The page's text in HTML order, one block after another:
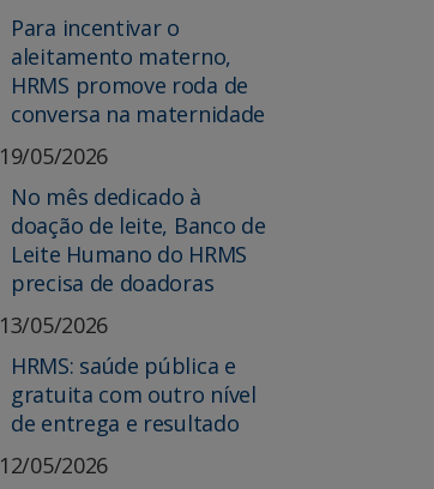
Para incentivar o
aleitamento materno,
HRMS promove roda de
conversa na maternidade
19/05/2026
No mês dedicado à
doação de leite, Banco de
Leite Humano do HRMS
precisa de doadoras
13/05/2026
HRMS: saúde pública e
gratuita com outro nível
de entrega e resultado
12/05/2026